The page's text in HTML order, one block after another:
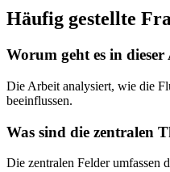
Häufig gestellte
Worum geht es in
Die Arbeit analysiert, wie die
beeinflussen.
Was sind die zentralen
Die zentralen Felder umfassen